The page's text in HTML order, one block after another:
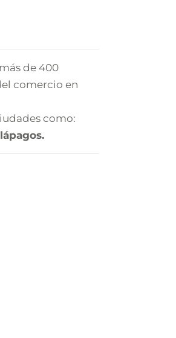
de 400
comercio en
como: